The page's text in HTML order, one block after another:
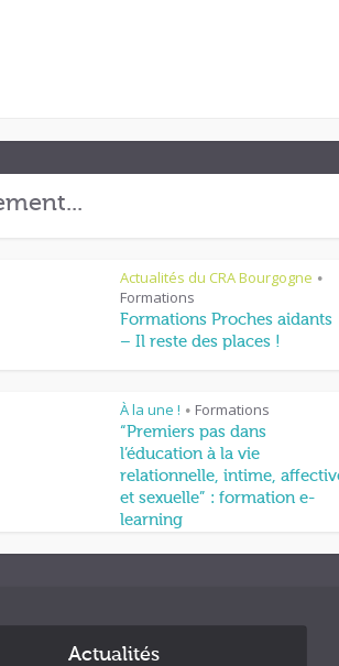
Actualités du CRA Bourgogne •
Formations
Formations Proches aidants
– Il reste des places !
À la une ! • Formations
“Premiers pas dans
l’éducation à la vie
relationnelle, intime,
et sexuelle” : formation e-
learning
Actualités